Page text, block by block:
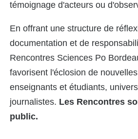
témoignage d'acteurs ou
En offrant une structure de
documentation et de
Rencontres Sciences Po
favorisent l'éclosion de
enseignants et étudiants,
journalistes. Les Rencontres
public.